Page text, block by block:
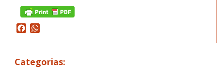
Facebook
Categorias: